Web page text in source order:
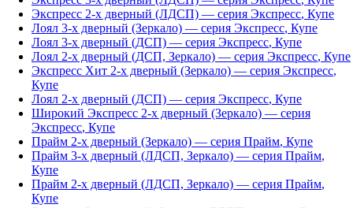
Экспресс 2-х дверный (ЛДСП) — серия Экспресс, Купе
Лоял 3-х дверный (Зеркало) — серия Экспресс, Купе
Лоял 3-х дверный (ДСП) — серия Экспресс, Купе
Лоял 2-х дверный (ДСП, Зеркало) — серия Экспресс, Купе
Экспресс Хит 2-х дверный (Зеркало) — серия Экспресс,
Купе
Лоял 2-х дверный (ДСП) — серия Экспресс, Купе
Широкий Экспресс 2-х дверный (Зеркало) — серия
Экспресс, Купе
Прайм 2-х дверный (Зеркало) — серия Прайм, Купе
Прайм 3-х дверный (ЛДСП, Зеркало) — серия Прайм,
Купе
Прайм 2-х дверный (ЛДСП, Зеркало) — серия Прайм,
Купе